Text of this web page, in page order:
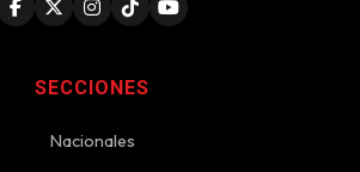
SECCIONES
Nacionales